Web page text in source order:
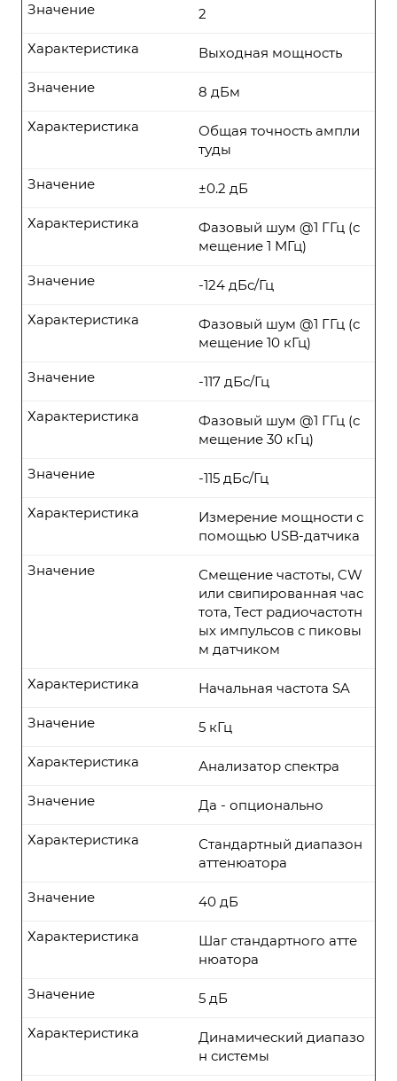
2
Значение
Выходная мощность
Характеристика
8 дБм
Значение
Общая точность ампли
туды
Характеристика
±0.2 дБ
Значение
Фазовый шум @1 ГГц (с
мещение 1 МГц)
Характеристика
-124 дБс/Гц
Значение
Фазовый шум @1 ГГц (с
мещение 10 кГц)
Характеристика
-117 дБс/Гц
Значение
Фазовый шум @1 ГГц (с
мещение 30 кГц)
Характеристика
-115 дБс/Гц
Значение
Измерение мощности с
помощью USB-датчика
Характеристика
Смещение частоты, CW
или свипированная час
тота, Тест радиочастотн
ых импульсов с пиковы
м датчиком
Значение
Начальная частота SA
Характеристика
5 кГц
Значение
Анализатор спектра
Характеристика
Да - опционально
Значение
Стандартный диапазон
аттенюатора
Характеристика
40 дБ
Значение
Шаг стандартного атте
нюатора
Характеристика
5 дБ
Значение
Динамический диапазо
н системы
Характеристика